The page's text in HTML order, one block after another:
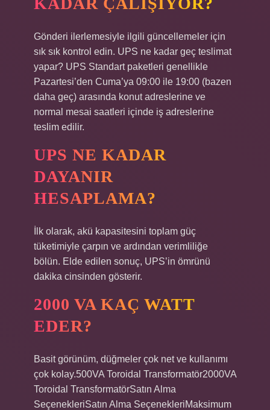
Gönderi ilerlemesiyle ilgili güncellemeler için
sık sık kontrol edin. UPS ne kadar geç teslimat
yapar? UPS Standart paketleri genellikle
Pazartesi’den Cuma’ya 09:00 ile 19:00 (bazen
daha geç) arasında konut adreslerine ve
normal mesai saatleri içinde iş adreslerine
teslim edilir.
UPS NE KADAR
DAYANIR
HESAPLAMA?
İlk olarak, akü kapasitesini toplam güç
tüketimiyle çarpın ve ardından verimliliğe
bölün. Elde edilen sonuç, UPS’in ömrünü
dakika cinsinden gösterir.
2000 VA KAÇ WATT
EDER?
Basit görünüm, düğmeler çok net ve kullanımı
çok kolay.500VA Toroidal Transformatör2000VA
Toroidal TransformatörSatın Alma
SeçenekleriSatın Alma SeçenekleriMaksimum